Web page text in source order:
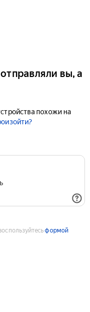
вы, а
похожи на
формой